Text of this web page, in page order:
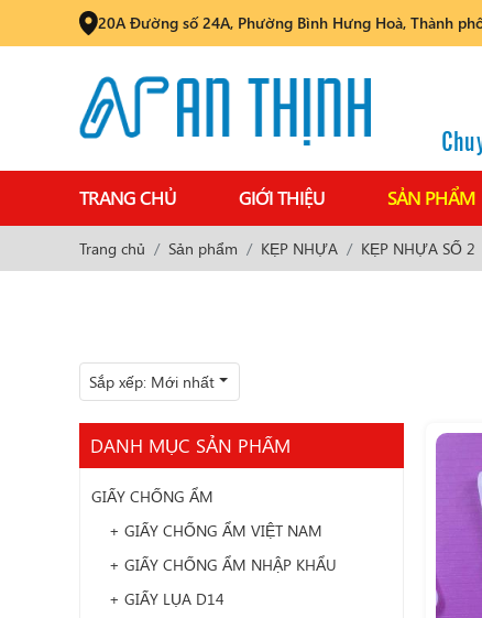
20A Đường số 24A, Phường Bình Hưng Hoà, Thành
TRANG CHỦ GIỚI THIỆU SẢN PHẨM
Trang chủ Sản phẩm KẸP NHỰA KẸP NHỰA SỐ 2
Sắp xếp: Mới nhất
DANH MỤC SẢN PHẨM
GIẤY CHỐNG ẨM
+ GIẤY CHỐNG ẨM VIỆT NAM
+ GIẤY CHỐNG ẨM NHẬP KHẨU
+ GIẤY LỤA D14